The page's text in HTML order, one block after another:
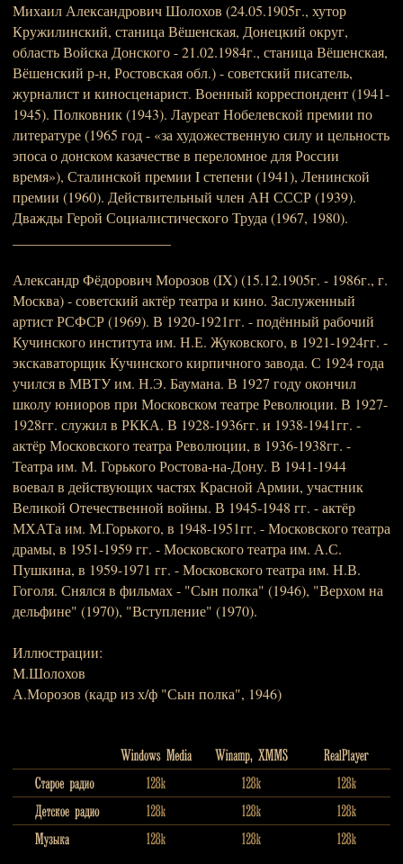
Михаил Александрович Шолохов (24.05.1905г., хутор
Кружилинский, станица Вёшенская, Донецкий округ,
область Войска Донского - 21.02.1984г., станица Вёшенская,
Вёшенский р-н, Ростовская обл.) - советский писатель,
журналист и киносценарист. Военный корреспондент (1941-
1945). Полковник (1943). Лауреат Нобелевской премии по
литературе (1965 год - «за художественную силу и цельность
эпоса о донском казачестве в переломное для России
время»), Сталинской премии I степени (1941), Ленинской
премии (1960). Действительный член АН СССР (1939).
Дважды Герой Социалистического Труда (1967, 1980).
Александр Фёдорович Морозов (IX) (15.12.1905г. - 1986г., г.
Москва) - советский актёр театра и кино. Заслуженный
артист РСФСР (1969). В 1920-1921гг. - подённый рабочий
Кучинского института им. Н.Е. Жуковского, в 1921-1924гг. -
экскаваторщик Кучинского кирпичного завода. С 1924 года
учился в МВТУ им. Н.Э. Баумана. В 1927 году окончил
школу юниоров при Московском театре Революции. В 1927-
1928гг. служил в РККА. В 1928-1936гг. и 1938-1941гг. -
актёр Московского театра Революции, в 1936-1938гг. -
Театра им. М. Горького Ростова-на-Дону. В 1941-1944
воевал в действующих частях Красной Армии, участник
Великой Отечественной войны. В 1945-1948 гг. - актёр
МХАТа им. М.Горького, в 1948-1951гг. - Московского театра
драмы, в 1951-1959 гг. - Московского театра им. А.С.
Пушкина, в 1959-1971 гг. - Московского театра им. Н.В.
Гоголя. Снялся в фильмах - "Сын полка" (1946), "Верхом на
дельфине" (1970), "Вступление" (1970).
Иллюстрации:
М.Шолохов
А.Морозов (кадр из х/ф "Сын полка", 1946)